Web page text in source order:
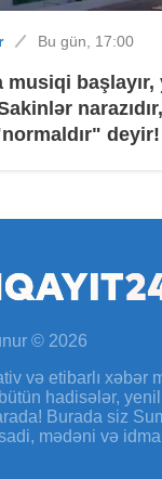
Bu gün, 17:00
musiqi başlayır,
narazıdır,
deyir!
© 2026
və etibarlı
hadisələr,
Burada siz
mədəni və